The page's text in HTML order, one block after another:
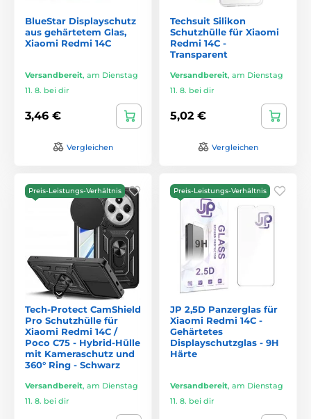
BlueStar Displayschutz
aus gehärtetem Glas,
Xiaomi Redmi 14C
Versandbereit, am Dienstag
11. 8. bei dir
3,46 €
Vergleichen
Techsuit Silikon
Schutzhülle für Xiaomi
Redmi 14C -
Transparent
Versandbereit, am Dienstag
11. 8. bei dir
5,02 €
Vergleichen
Preis-Leistungs-Verhältnis
Tech-Protect CamShield
Pro Schutzhülle für
Xiaomi Redmi 14C /
Poco C75 - Hybrid-Hülle
mit Kameraschutz und
360° Ring - Schwarz
Versandbereit, am Dienstag
11. 8. bei dir
Preis-Leistungs-Verhältnis
JP 2,5D Panzerglas für
Xiaomi Redmi 14C -
Gehärtetes
Displayschutzglas - 9H
Härte
Versandbereit, am Dienstag
11. 8. bei dir